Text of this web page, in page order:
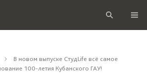
В новом выпуске СтудLife всё самое
100-летия Кубанского ГАУ!